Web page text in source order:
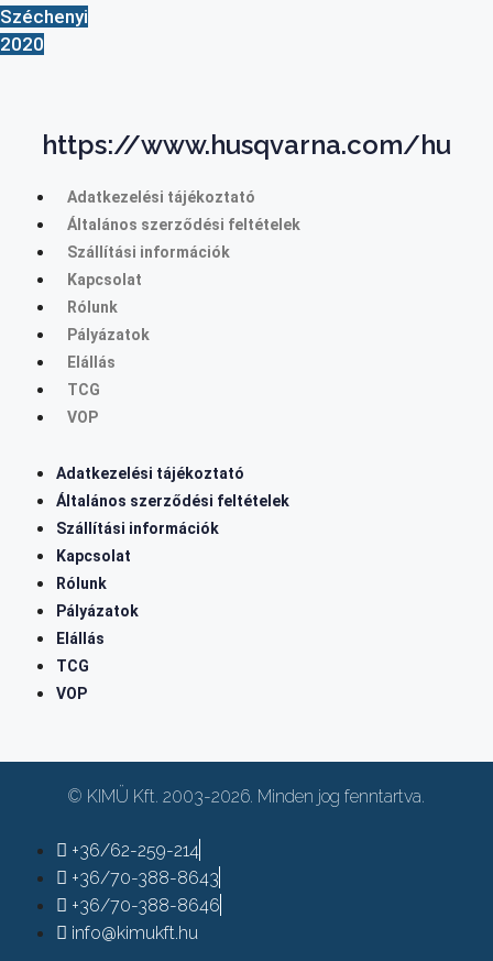
Széchenyi
2020
https://www.husqvarna.com/hu
Adatkezelési tájékoztató
Általános szerződési feltételek
Szállítási információk
Kapcsolat
Rólunk
Pályázatok
Elállás
TCG
VOP
Adatkezelési tájékoztató
Általános szerződési feltételek
Szállítási információk
Kapcsolat
Rólunk
Pályázatok
Elállás
TCG
VOP
© KIMÜ Kft. 2003-2026. Minden jog fenntartva.
+36/62-259-214
+36/70-388-8643
+36/70-388-8646
info@kimukft.hu